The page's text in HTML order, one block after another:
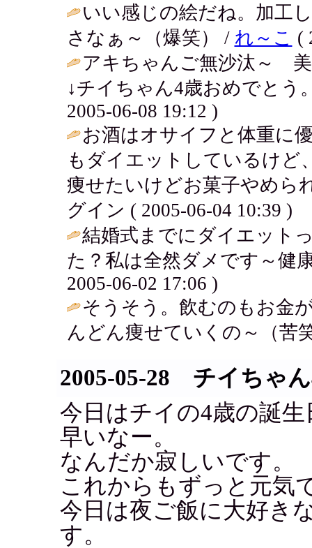
いい感じの絵だね。加工
さなぁ～（爆笑） / れ～こ (
アキちゃんご無沙汰～
↓チイちゃん4歳おめでとう
2005-06-08 19:12 )
お酒はオサイフと体重に
もダイエットしているけど
痩せたいけどお菓子やめら
グイン ( 2005-06-04 10:39 )
結婚式までにダイエット
た？私は全然ダメです～健
2005-06-02 17:06 )
そうそう。飲むのもお金
んどん痩せていくの～（苦
2005-05-28 チイちゃ
今日はチイの4歳の誕生
早いなー。
なんだか寂しいです。
これからもずっと元気
今日は夜ご飯に大好き
す。